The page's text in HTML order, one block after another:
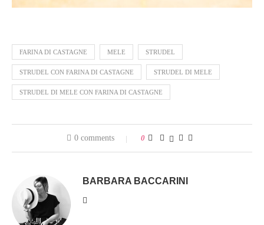
FARINA DI CASTAGNE MELE STRUDEL
STRUDEL CON FARINA DI CASTAGNE STRUDEL DI MELE
STRUDEL DI MELE CON FARINA DI CASTAGNE
0 comments 0
BARBARA BACCARINI